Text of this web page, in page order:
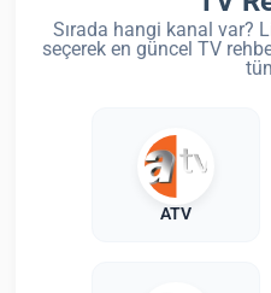
Sırada hangi kanal var?
seçerek en güncel TV
ATV